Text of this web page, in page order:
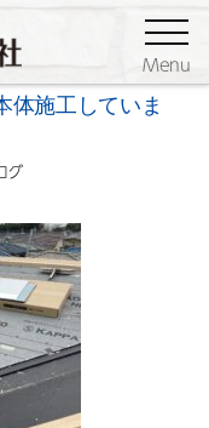
Menu
体施工していま
グ